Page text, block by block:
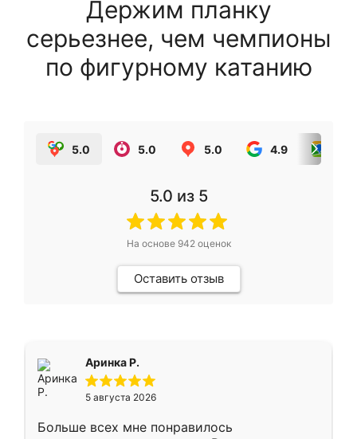
Держим планку
серьезнее, чем чемпионы
по фигурному катанию
5.0 5.0 5.0 4.9
5.0 из 5
На основе 942оценок
Оставить отзыв
Аринка Р.
5 августа 2026
Больше всех мне понравилось